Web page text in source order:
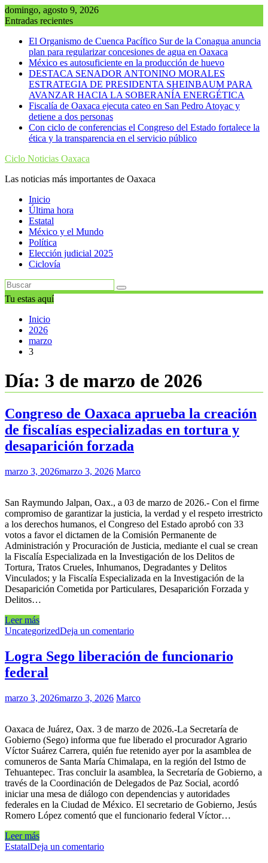
Saltar
al
domingo, agosto 9, 2026
Entradas recientes
El Organismo de Cuenca Pacífico Sur de la Conagua anuncia
plan para regularizar concesiones de agua en Oaxaca
México es autosuficiente en la producción de huevo
DESTACA SENADOR ANTONINO MORALES
ESTRATEGIA DE PRESIDENTA SHEINBAUM PARA
AVANZAR HACIA LA SOBERANÍA ENERGÉTICA
Fiscalía de Oaxaca ejecuta cateo en San Pedro Atoyac y
detiene a dos personas
Con ciclo de conferencias el Congreso del Estado fortalece la
ética y la transparencia en el servicio público
Ciclo Noticias Oaxaca
Las noticias más importantes de Oaxaca
Inicio
Última hora
Estatal
México y el Mundo
Política
Elección judicial 2025
Ciclovía
Tu estas aquí
Inicio
2026
marzo
3
Día: 3 de marzo de 2026
Congreso de Oaxaca aprueba la creación
de fiscalías especializadas en tortura y
desaparición forzada
marzo 3, 2026marzo 3, 2026 Marco
San Raymundo Jalpan, Oax., a 03 de marzo de 2026.- Con el firme
compromiso de garantizar la justicia, la verdad y el respeto irrestricto
a los derechos humanos, el Congreso del Estado aprobó con 33
votos a favor el dictamen de la Comisión Permanente de
Administración y Procuración de Justicia, mediante el cual se crean
la Fiscalía Especializada en la Investigación de los Delitos de
Tortura, Tratos Crueles, Inhumanos, Degradantes y Delitos
Vinculados; y la Fiscalía Especializada en la Investigación de la
Desaparición Cometida por Particulares, Desaparición Forzada y
Delitos…
Leer más
UncategorizedDeja un comentario
Logra Sego liberación de funcionario
federal
marzo 3, 2026marzo 3, 2026 Marco
Oaxaca de Juárez, Oax. 3 de marzo de 2026.-La Secretaría de
Gobierno (Sego) informa que fue liberado el procurador Agrario
Víctor Suárez Carrera, quién fue retenido ayer por la asamblea de
comuneros de Santa María Chimalapa, en la región del Istmo de
Tehuantepec. Tras concluir la asamblea, la Secretaría de Gobierno, a
través de la Coordinación de Delegados de Paz Social, acordó
iniciar una mesa de diálogo con dependencias y autoridades
federales en la Ciudad de México. El secretario de Gobierno, Jesús
Romero López comentó que el funcionario federal Víctor…
Leer más
EstatalDeja un comentario